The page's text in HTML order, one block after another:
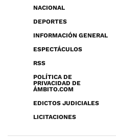
NACIONAL
DEPORTES
INFORMACIÓN GENERAL
ESPECTÁCULOS
RSS
POLÍTICA DE
PRIVACIDAD DE
ÁMBITO.COM
EDICTOS JUDICIALES
LICITACIONES